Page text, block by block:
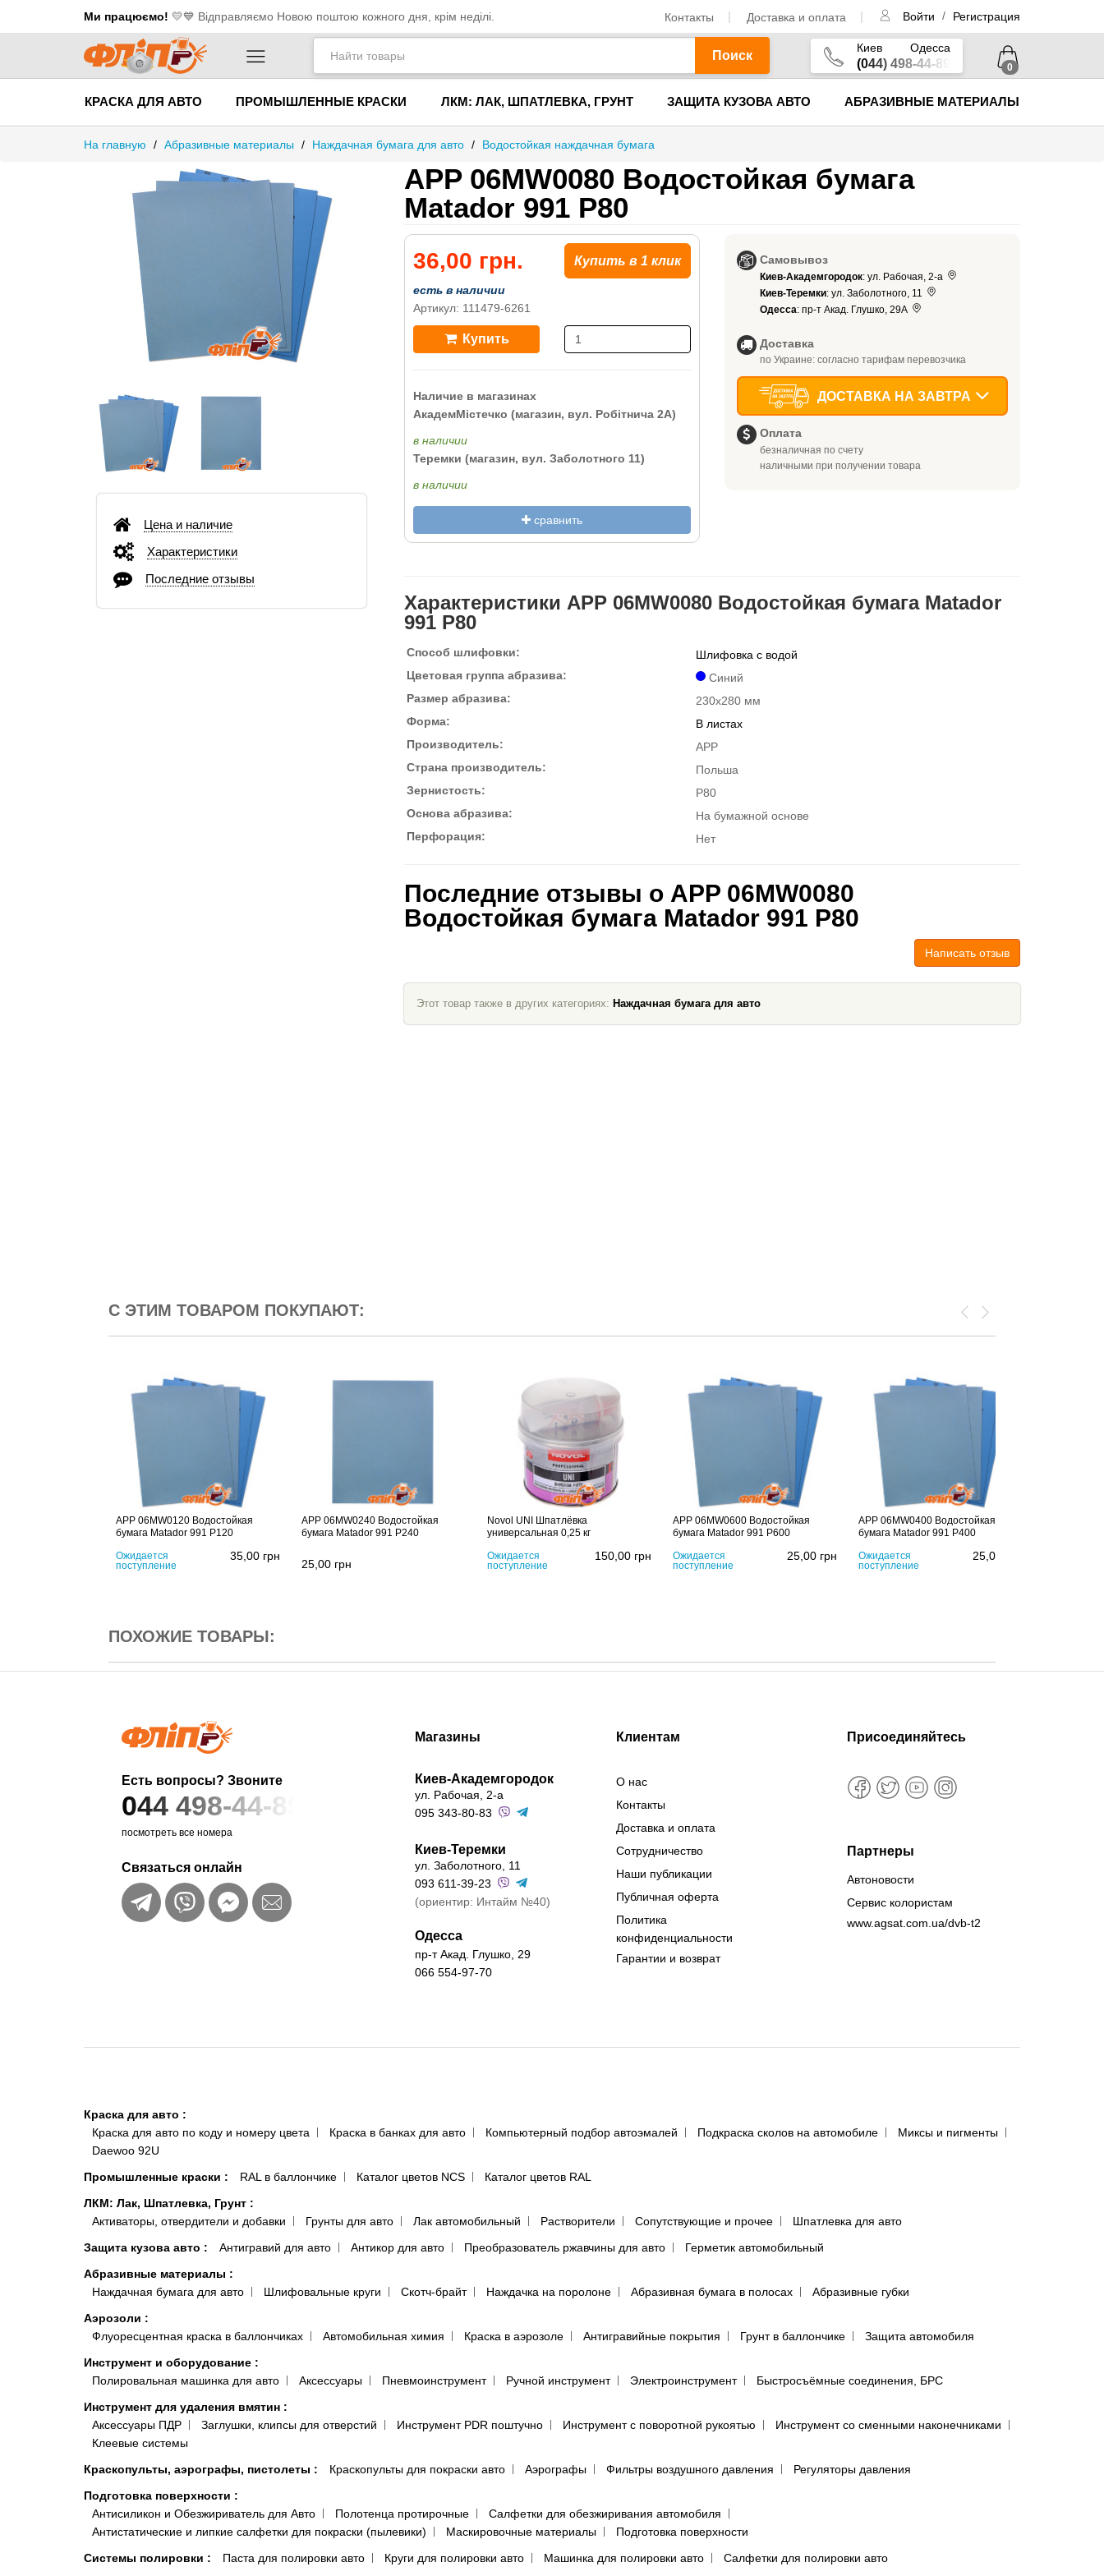
Ми працюємо! 💛​💙 Відправляємо Новою поштою кожного дня, крім неділі. Контакты Доставка и оплата Войти / Регистрация
Поиск
Киев Одесса
(044) 498-44-89 0
КРАСКА ДЛЯ АВТО ПРОМЫШЛЕННЫЕ КРАСКИ ЛКМ: ЛАК, ШПАТЛЕВКА, ГРУНТ ЗАЩИТА КУЗОВА АВТО АБРАЗИВНЫЕ МАТЕРИАЛЫ
На главную / Абразивные материалы / Наждачная бумага для авто / Водостойкая наждачная бумага
Цена и наличие
Характеристики
Последние отзывы
APP 06MW0080 Водостойкая бумага
Matador 991 P80
36,00 грн. Купить в 1 клик
есть в наличии
Артикул: 111479-6261
Купить
Наличие в магазинах
АкадемМістечко (магазин, вул. Робітнича 2А)
в наличии
Теремки (магазин, вул. Заболотного 11)
в наличии
сравнить
Самовывоз
Киев-Академгородок: ул. Рабочая, 2-а
Киев-Теремки: ул. Заболотного, 11
Одесса: пр-т Акад. Глушко, 29А
Доставка
по Украине: согласно тарифам перевозчика
ДОСТАВКА НА ЗАВТРА
Оплата
безналичная по счету
наличными при получении товара
Характеристики APP 06MW0080 Водостойкая бумага Matador
991 P80
Способ шлифовки:
Шлифовка с водой
Цветовая группа абразива:
Синий
Размер абразива:
230x280 мм
Форма:
В листах
Производитель:
APP
Страна производитель:
Польша
Зернистость:
P80
Основа абразива:
На бумажной основе
Перфорация:
Нет
Последние отзывы о APP 06MW0080
Водостойкая бумага Matador 991 P80
Написать отзыв
Этот товар также в других категориях: Наждачная бумага для авто
С ЭТИМ ТОВАРОМ ПОКУПАЮТ:
APP 06MW0120 Водостойкая
бумага Matador 991 P120
Ожидается
поступление
35,00 грн
APP 06MW0240 Водостойкая
бумага Matador 991 P240
25,00 грн
Novol UNI Шпатлёвка
универсальная 0,25 кг
Ожидается
поступление
150,00 грн
APP 06MW0600 Водостойкая
бумага Matador 991 P600
Ожидается
поступление
25,00 грн
APP 06MW0400 Водостойкая
бумага Matador 991 P400
Ожидается
поступление
25,00
ПОХОЖИЕ ТОВАРЫ:
Есть вопросы? Звоните
044 498-44-89
посмотреть все номера
Связаться онлайн
Магазины
Киев-Академгородок
ул. Рабочая, 2-а
095 343-80-83
Киев-Теремки
ул. Заболотного, 11
093 611-39-23
(ориентир: Интайм №40)
Одесса
пр-т Акад. Глушко, 29
066 554-97-70
Клиентам
О нас
Контакты
Доставка и оплата
Сотрудничество
Наши публикации
Публичная оферта
Политика
конфиденциальности
Гарантии и возврат
Присоединяйтесь
Партнеры
Автоновости
Сервис колористам
www.agsat.com.ua/dvb-t2
Краска для авто :
Краска для авто по коду и номеру цвета
Краска в банках для авто Компьютерный подбор автоэмалей Подкраска сколов на автомобиле
Миксы и пигменты
Daewoo 92U
Промышленные краски : RAL в баллончике Каталог цветов NCS
Каталог цветов RAL
ЛКМ: Лак, Шпатлевка, Грунт :
Активаторы, отвердители и добавки
Грунты для авто Лак автомобильный Растворители Сопутствующие и прочее
Шпатлевка для авто
Защита кузова авто : Антигравий для авто Антикор для авто Преобразователь ржавчины для авто
Герметик автомобильный
Абразивные материалы :
Наждачная бумага для авто
Шлифовальные круги Скотч-брайт Наждачка на поролоне Абразивная бумага в полосах
Абразивные губки
Аэрозоли :
Флуоресцентная краска в баллончиках
Автомобильная химия Краска в аэрозоле Антигравийные покрытия Грунт в баллончике
Защита автомобиля
Инструмент и оборудование :
Полировальная машинка для авто
Аксессуары Пневмоинструмент Ручной инструмент Электроинструмент
Быстросъёмные соединения, БРС
Инструмент для удаления вмятин :
Аксессуары ПДР
Заглушки, клипсы для отверстий Инструмент PDR поштучно Инструмент с поворотной рукоятью
Инструмент со сменными наконечниками
Клеевые системы
Краскопульты, аэрографы, пистолеты : Краскопульты для покраски авто Аэрографы Фильтры воздушного давления
Регуляторы давления
Подготовка поверхности :
Антисиликон и Обезжириватель для Авто
Полотенца протирочные
Салфетки для обезжиривания автомобиля
Антистатические и липкие салфетки для покраски (пылевики)
Маскировочные материалы
Подготовка поверхности
Системы полировки : Паста для полировки авто Круги для полировки авто Машинка для полировки авто Салфетки для полировки авто